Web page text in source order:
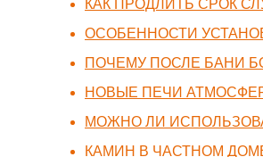
КАК ПРОДЛИТЬ СРОК
ОСОБЕННОСТИ
ПОЧЕМУ ПОСЛЕ БАНИ
НОВЫЕ ПЕЧИ
МОЖНО ЛИ
КАМИН В ЧАСТНОМ